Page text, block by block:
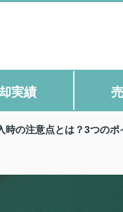
実績
時の注意点とは？3つの